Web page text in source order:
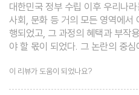
대한민국 정부 수립 이후 우리나
사회, 문화 등 거의 모든 영역에서
행되었고, 그 과정의 혜택과 부작
야 할 몫이 되었다. 그 논란의 중
역대 대통령 가운데 가장 존경 받
얼굴을 하고 있지만, 포스트박정희
이 리뷰가 도움이 되었나요?